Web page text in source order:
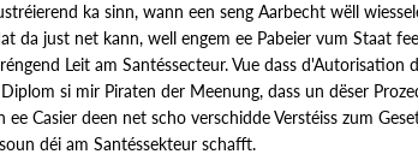
ka sinn, wann een seng Aarbecht wëll
da just net kann, well engem ee Pabeier vum Staat
Leit am Santéssecteur. Vue dass d'Autorisation
si mir Piraten der Meenung, dass un dëser
Casier deen net scho verschidde Verstéiss zum
déi am Santéssekteur schafft.